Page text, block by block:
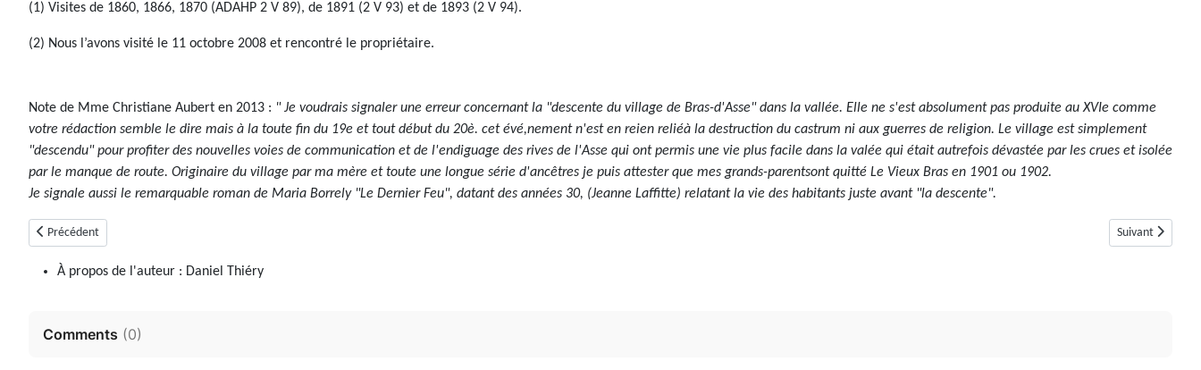
(1) Visites de 1860, 1866, 1870 (ADAHP 2 V 89), de 1891 (2 V 93) et de 1893 (2 V 94).
(2) Nous l’avons visité le 11 octobre 2008 et rencontré le propriétaire.
Note de Mme Christiane Aubert en 2013 : " Je voudrais signaler une erreur concernant la "descente du village de Bras-d'Asse" dans la vallée. Elle ne s'est absolument pas produite au XVIe comme
votre rédaction semble le dire mais à la toute fin du 19e et tout début du 20è. cet évé,nement n'est en reien reliéà la destruction du castrum ni aux guerres de religion. Le village est simplement
"descendu" pour profiter des nouvelles voies de communication et de l'endiguage des rives de l'Asse qui ont permis une vie plus facile dans la valée qui était autrefois dévastée par les crues et isolée
par le manque de route. Originaire du village par ma mère et toute une longue série d'ancêtres je puis attester que mes grands-parentsont quitté Le Vieux Bras en 1901 ou 1902.
Je signale aussi le remarquable roman de Maria Borrely "Le Dernier Feu", datant des années 30, (Jeanne Laffitte) relatant la vie des habitants juste avant "la descente".
Article précédent : Blieux (04)
Précédent Article suivant :
Suivant
À propos de l'auteur : Daniel Thiéry
Comments (0)